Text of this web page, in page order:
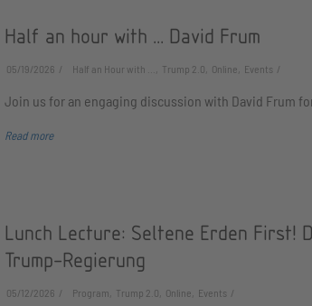
Half an hour with ... David Frum
05/19/2026 Half an Hour with ..., Trump 2.0, Online, Events
Join us for an engaging discussion with David Frum
Read more
Lunch Lecture: Seltene Erden First!
Trump-Regierung
05/12/2026 Program, Trump 2.0, Online, Events